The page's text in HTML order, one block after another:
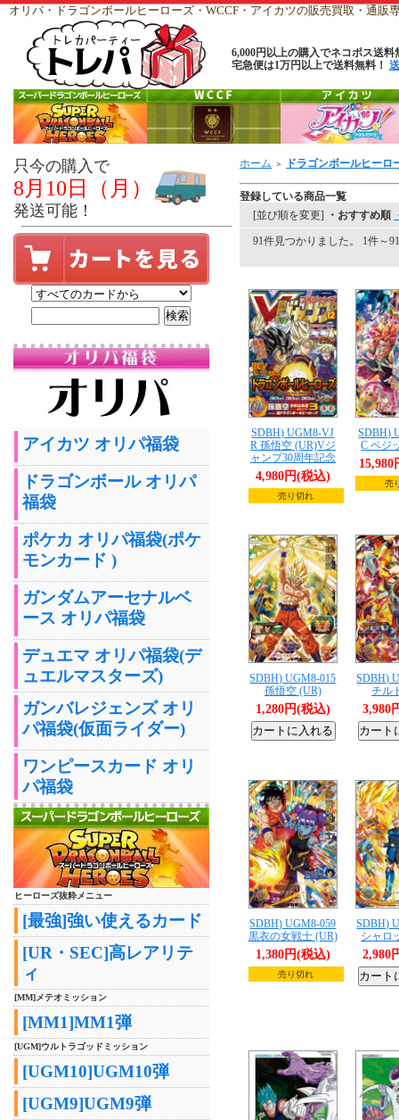
オリパ・ドラゴンボールヒーローズ・WCCF・アイカツの販売買取・通
6,000円以上の購入でネコポス送料
宅急便は1万円以上で送料無料！
只今の購入で
8月10日（月）
発送可能！
アイカツ オリパ福袋
ドラゴンボール オリパ
福袋
ポケカ オリパ福袋(ポケ
モンカード )
ガンダムアーセナルベ
ース オリパ福袋
デュエマ オリパ福袋(デ
ュエルマスターズ)
ガンバレジェンズ オリ
パ福袋(仮面ライダー)
ワンピースカード オリ
パ福袋
ヒーローズ抜粋メニュー
[最強]強い使えるカード
[UR・SEC]高レアリテ
ィ
[MM]メテオミッション
[MM1]MM1弾
[UGM]ウルトラゴッドミッション
[UGM10]UGM10弾
[UGM9]UGM9弾
ホーム ＞ ドラゴンボールヒーロ
登録している商品一覧
[並び順を変更]
・おすすめ順
91件見つかりました。 1件～
SDBH) UGM8-VJ
R 孫悟空 (UR)Vジ
ャンプ30周年記念
4,980円(税込)
売り切れ
SDBH)
C ベジ
売
SDBH) UGM8-015
孫悟空 (UR)
1,280円(税込)
SDBH)
チル
3,980
SDBH) UGM8-059
黒衣の女戦士 (UR)
1,380円(税込)
売り切れ
SDBH)
シャロ
2,980